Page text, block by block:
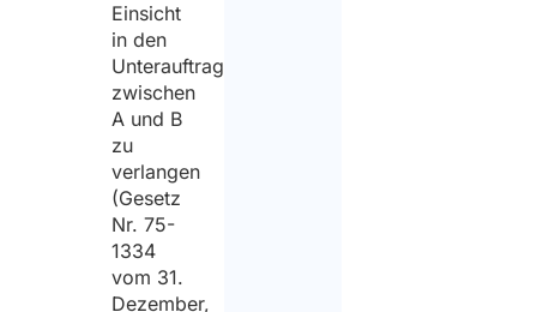
Einsicht
in den
Unterauftragsvertrag
zwischen
A und B
zu
verlangen
(Gesetz
Nr. 75-
1334
vom 31.
Dezember,